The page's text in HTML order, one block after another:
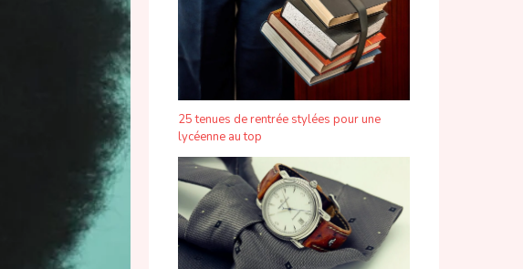
25 tenues de rentrée stylées pour une
lycéenne au top